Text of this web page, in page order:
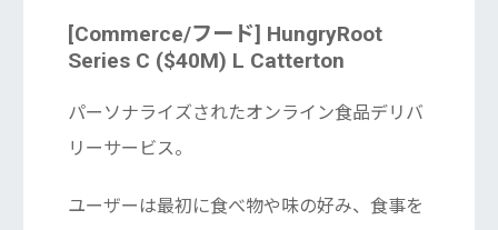
[Commerce/フード] HungryRoot
Series C ($40M) L Catterton
パーソナライズされたオンライン食品デリバ
リーサービス。
ユーザーは最初に食べ物や味の好み、食事を